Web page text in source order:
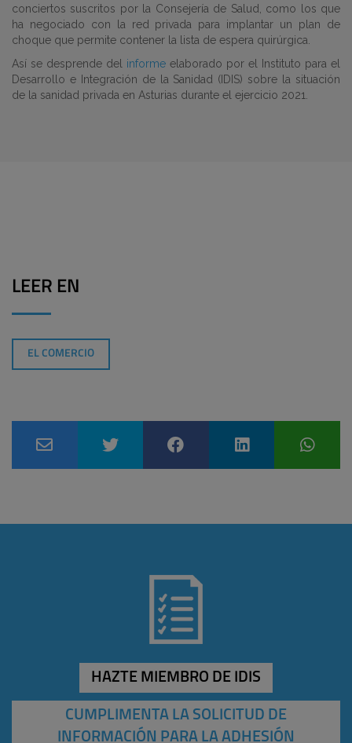
conciertos suscritos por la Consejería de Salud, como los que
ha negociado con la red privada para implantar un plan de
choque que permite contener la lista de espera quirúrgica.
Así se desprende del informe elaborado por el Instituto para el
Desarrollo e Integración de la Sanidad (IDIS) sobre la situación
de la sanidad privada en Asturias durante el ejercicio 2021.
LEER EN
EL COMERCIO
HAZTE MIEMBRO DE IDIS
CUMPLIMENTA LA SOLICITUD DE
INFORMACIÓN PARA LA ADHESIÓN